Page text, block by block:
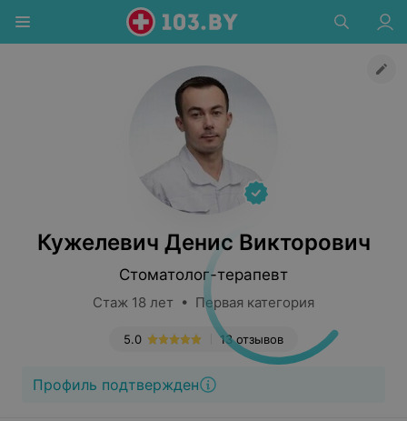
Кужелевич Денис Викторович
Стоматолог-терапевт
Стаж 18 лет • Первая категория
13 отзывов
5.0
Профиль подтвержден